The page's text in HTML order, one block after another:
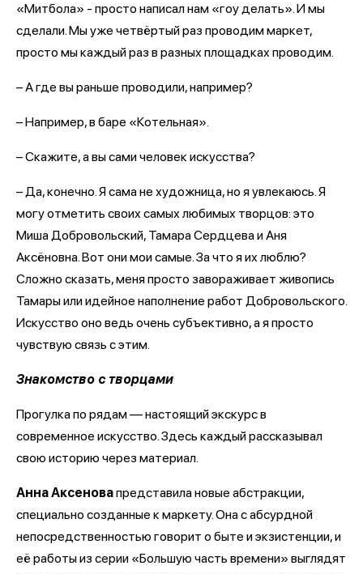
«Митбола» - просто написал нам «гоу делать». И мы
сделали. Мы уже четвёртый раз проводим маркет,
просто мы каждый раз в разных площадках проводим.
– А где вы раньше проводили, например?
– Например, в баре «Котельная».
– Скажите, а вы сами человек искусства?
– Да, конечно. Я сама не художница, но я увлекаюсь. Я
могу отметить своих самых любимых творцов: это
Миша Добровольский, Тамара Сердцева и Аня
Аксёновна. Вот они мои самые. За что я их люблю?
Сложно сказать, меня просто завораживает живопись
Тамары или идейное наполнение работ Добровольского.
Искусство оно ведь очень субъективно, а я просто
чувствую связь с этим.
Знакомство с творцами
Прогулка по рядам — настоящий экскурс в
современное искусство. Здесь каждый рассказывал
свою историю через материал.
Анна Аксеновапредставила новые абстракции,
специально созданные к маркету. Она с абсурдной
непосредственностью говорит о быте и экзистенции, и
её работы из серии «Большую часть времени» выглядят